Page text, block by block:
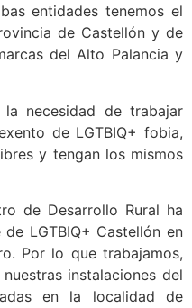
entidades tenemos el
de Castellón y de
del Alto Palancia y
necesidad de trabajar
de LGTBIQ+ fobia,
y tengan los mismos
de Desarrollo Rural ha
LGTBIQ+ Castellón en
Por lo que trabajamos,
instalaciones del
en la localidad de